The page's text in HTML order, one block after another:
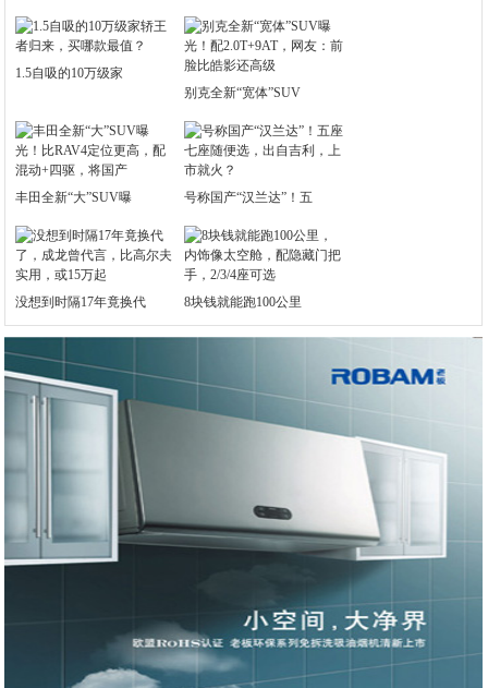
1.5自吸的10万级家
别克全新“宽体”SUV
丰田全新“大”SUV曝 号称国产“汉兰达”！五
没想到时隔17年竟换代 8块钱就能跑100公里